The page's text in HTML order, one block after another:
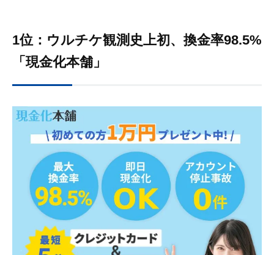
1位：ウルチケ観測史上初、換金率98.5%
「現金化本舗」